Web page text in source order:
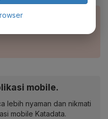
mobile.
lebih nyaman dan nikmati
mobile Katadata.